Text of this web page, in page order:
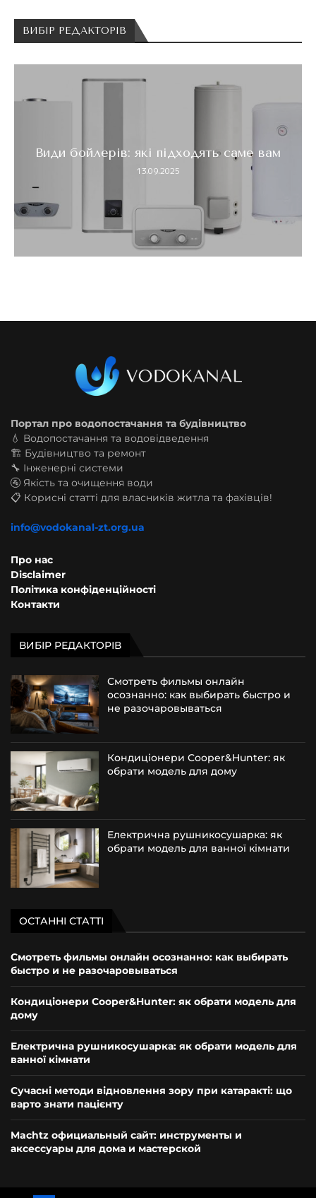
ВИБІР РЕДАКТОРІВ
норми, причини відхилень...
13.09.2025
Портал про водопостачання та будівництво
💧 Водопостачання та водовідведення
🏗️ Будівництво та ремонт
🔧 Інженерні системи
🚰 Якість та очищення води
📋 Корисні статті для власників житла та фахівців!
info@vodokanal-zt.org.ua
Про нас
Disclaimer
Політика конфіденційності
Контакти
ВИБІР РЕДАКТОРІВ
Смотреть фильмы онлайн
осознанно: как выбирать быстро и
не разочаровываться
Кондиціонери Cooper&Hunter: як
обрати модель для дому
Електрична рушникосушарка: як
обрати модель для ванної кімнати
ОСТАННІ СТАТТІ
Смотреть фильмы онлайн осознанно: как выбирать
быстро и не разочаровываться
Кондиціонери Cooper&Hunter: як обрати модель для
дому
Електрична рушникосушарка: як обрати модель для
ванної кімнати
Сучасні методи відновлення зору при катаракті: що
варто знати пацієнту
Machtz официальный сайт: инструменты и
аксессуары для дома и мастерской